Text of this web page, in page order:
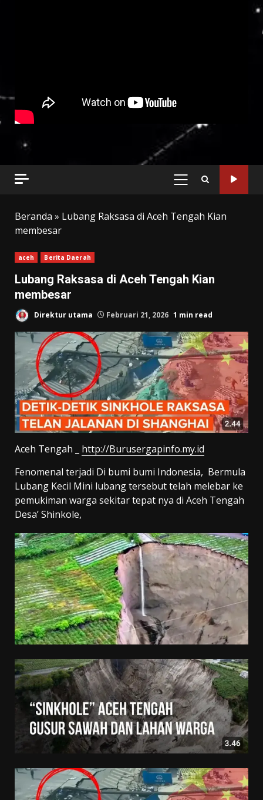
PRIMARY
Beranda » Lubang Raksasa di Aceh Tengah Kian
membesar
aceh Berita Daerah
Lubang Raksasa di Aceh Tengah Kian
membesar
Direktur utama Februari 21, 2026 1 min read
Aceh Tengah _ http://Burusergapinfo.my.id
Fenomenal terjadi Di bumi bumi Indonesia, Bermula
Lubang Kecil Mini lubang tersebut telah melebar ke
pemukiman warga sekitar tepat nya di Aceh Tengah
Desa’ Shinkole,